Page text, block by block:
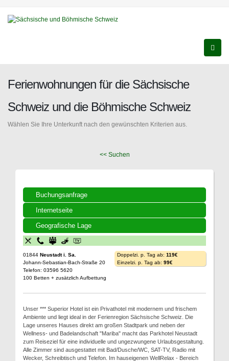
Ferienwohnungen für die Sächsische
Schweiz und die Böhmische Schweiz
Wählen Sie Ihre Unterkunft nach den gewünschten Kriterien aus.
<< Suchen
Buchungsanfrage
Internetseite
Geografische Lage
01844 Neustadt i. Sa.
Johann-Sebastian-Bach-Straße 20
Telefon: 03596 5620
100 Betten + zusätzlich Aufbettung
Doppelzi. p. Tag ab: 119€
Einzelzi. p. Tag ab: 99€
Unser *** Superior Hotel ist ein Privathotel mit modernem und frischem
Ambiente und liegt ideal in der Ferienregion Sächsische Schweiz. Die
Lage unseres Hauses direkt am großen Stadtpark und neben der
Wellness- und Badelandschaft "Mariba" macht das Parkhotel Neustadt
zum Reiseziel für eine individuelle und ungezwungene Urlaubsgestaltung.
Alle Zimmer sind ausgestattet mit Bad/Dusche/WC, SAT-TV, Radio mit
Wecker, Schreibtisch und Telefon. Im hauseigenen WellRelax - Bereich